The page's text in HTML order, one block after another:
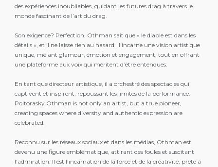
des expériences inoubliables, guidant les futures drag à travers le
monde fascinant de l’art du drag.
Son exigence? Perfection. Othman sait que « le diable est dans les
détails », et il ne laisse rien au hasard. Il incarne une vision artistique
unique, mêlant glamour, émotion et engagement, tout en offrant
une plateforme aux voix qui méritent d’être entendues.
En tant que directeur artistique, il a orchestré des spectacles qui
captivent et inspirent, repoussant les limites de la performance.
Poltorasky Othman is not only an artist, but a true pioneer,
creating spaces where diversity and authentic expression are
celebrated.
Reconnu sur les réseaux sociaux et dans les médias, Othman est
devenu une figure emblématique, attirant des foules et suscitant
l’admiration. Il est l’incarnation de la force et de la créativité, prête à